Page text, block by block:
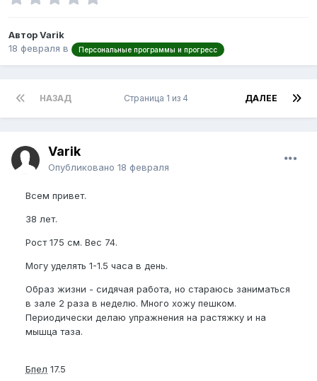
Автор Varik
18 февраля в Персональные программы и прогресс
НАЗАД ДАЛЕЕ
Страница 1 из 4
Varik
Опубликовано 18 февраля
Всем привет.
38 лет.
Рост 175 см. Вес 74.
Могу уделять 1-1.5 часа в день.
Образ жизни - сидячая работа, но стараюсь заниматься
в зале 2 раза в неделю. Много хожу пешком.
Периодически делаю упражнения на растяжку и на
мышца таза.
Бпел 17.5